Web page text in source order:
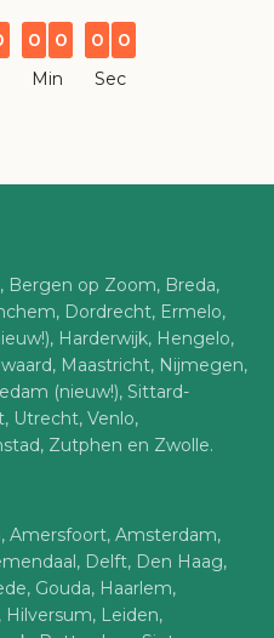
0 0
Min
0 0
Sec
Bergen op Zoom, Breda,
Dordrecht, Ermelo,
Harderwijk, Hengelo,
Maastricht, Nijmegen,
(nieuw!), Sittard-
Utrecht, Venlo,
Zutphen en Zwolle.
Amersfoort, Amsterdam,
Delft, Den Haag,
Gouda, Haarlem,
Leiden,